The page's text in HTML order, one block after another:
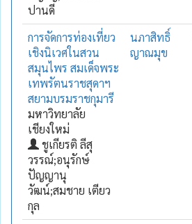
ปานดี
การจัดการท่องเที่ยว
เชิงนิเวศในสวน
สมุนไพร สมเด็จพระ
เทพรัตนราชสุดาฯ
สยามบรมราชกุมารี
มหาวิทยาลัย
เชียงใหม่
ชูเกียรติ ลีสุ
วรรณ์;อนุรักษ์
ปัญญานุ
วัฒน์;สมชาย เตียว
กุล
นภาสิทธิ์
ญาณมุข